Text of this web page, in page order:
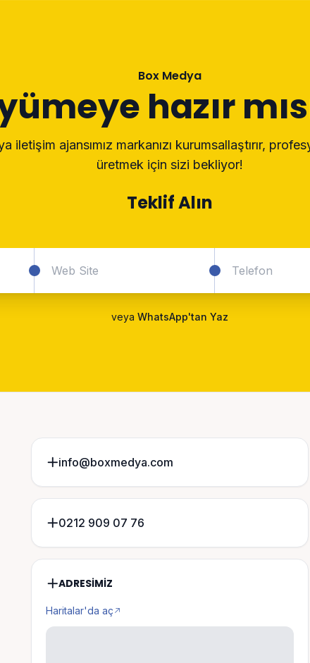
Box Medya
hazır
iletişim ajansımız markanızı kurumsallaştırır,
üretmek için sizi bekliyor!
Teklif Alın
veya WhatsApp'tan Yaz
info@boxmedya.com
0212 909 07 76
ADRESIMIZ
Haritalar'da aç